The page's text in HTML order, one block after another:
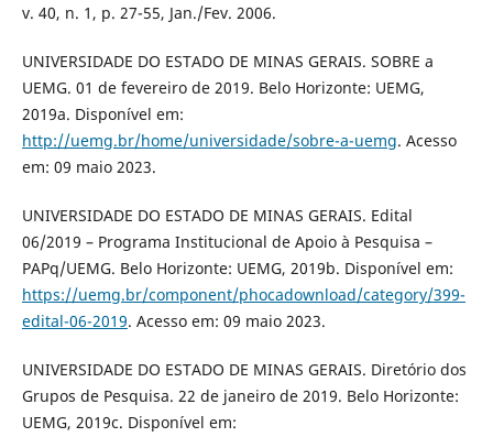
v. 40, n. 1, p. 27-55, Jan./Fev. 2006.
UNIVERSIDADE DO ESTADO DE MINAS GERAIS. SOBRE a
UEMG. 01 de fevereiro de 2019. Belo Horizonte: UEMG,
2019a. Disponível em:
http://uemg.br/home/universidade/sobre-a-uemg. Acesso
em: 09 maio 2023.
UNIVERSIDADE DO ESTADO DE MINAS GERAIS. Edital
06/2019 – Programa Institucional de Apoio à Pesquisa –
PAPq/UEMG. Belo Horizonte: UEMG, 2019b. Disponível em:
https://uemg.br/component/phocadownload/category/399-
edital-06-2019. Acesso em: 09 maio 2023.
UNIVERSIDADE DO ESTADO DE MINAS GERAIS. Diretório dos
Grupos de Pesquisa. 22 de janeiro de 2019. Belo Horizonte:
UEMG, 2019c. Disponível em: